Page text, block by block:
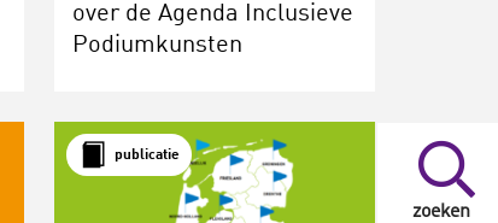
zoeken
over de Agenda Inclusieve
Podiumkunsten
publicatie